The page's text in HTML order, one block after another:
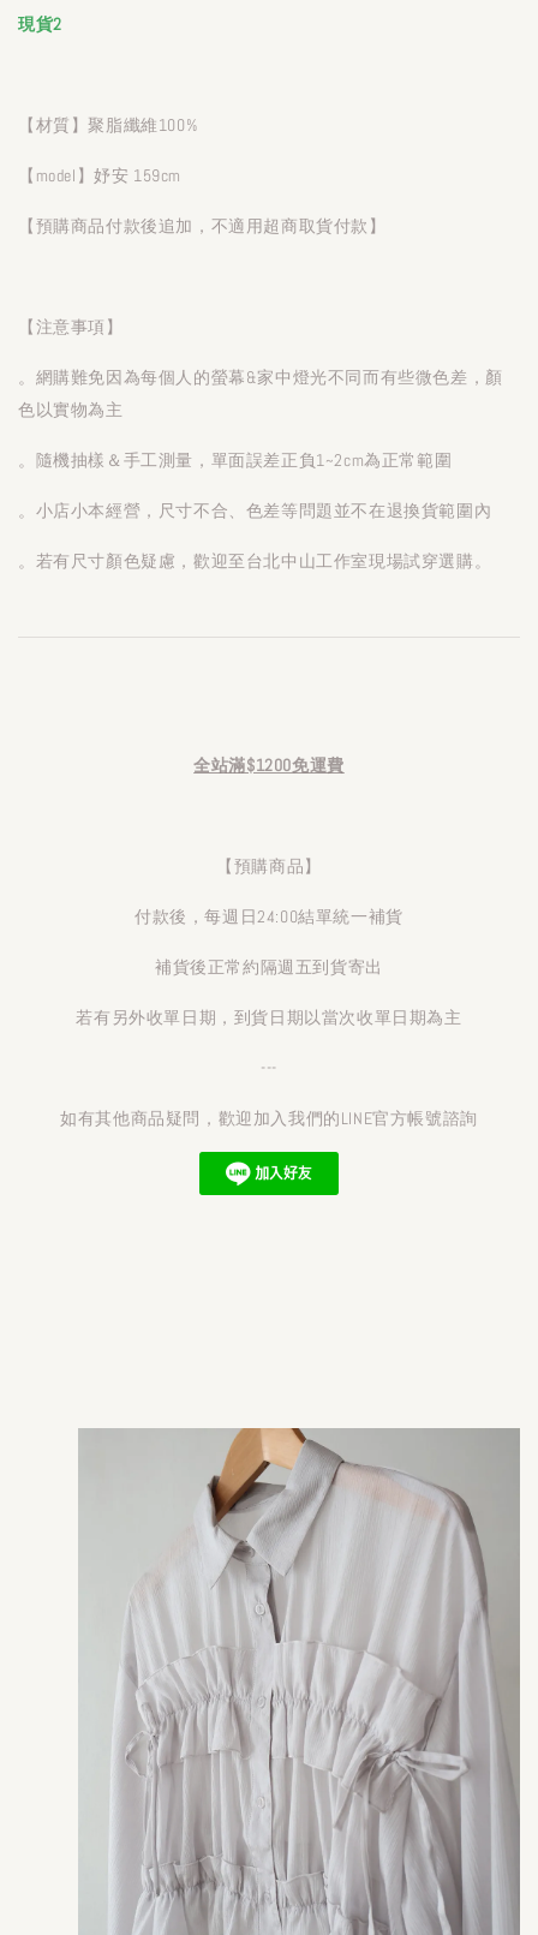
現貨2
【材質】聚脂纖維100%
【model】妤安 159cm
【預購商品付款後追加，不適用超商取貨付款】
【注意事項】
。網購難免因為每個人的螢幕&家中燈光不同而有些微色差，顏
色以實物為主
。隨機抽樣＆手工測量，單面誤差正負1~2cm為正常範圍
。小店小本經營，尺寸不合、色差等問題並不在退換貨範圍內
。若有尺寸顏色疑慮，歡迎至台北中山工作室現場試穿選購。
全站滿$1200免運費
【預購商品】
付款後，每週日24:00結單統一補貨
補貨後正常約隔週五到貨寄出
若有另外收單日期，到貨日期以當次收單日期為主
---
如有其他商品疑問，歡迎加入我們的LINE官方帳號諮詢